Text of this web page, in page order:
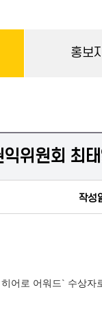
홍보
위원회 최
작성
로 어워드` 수상자